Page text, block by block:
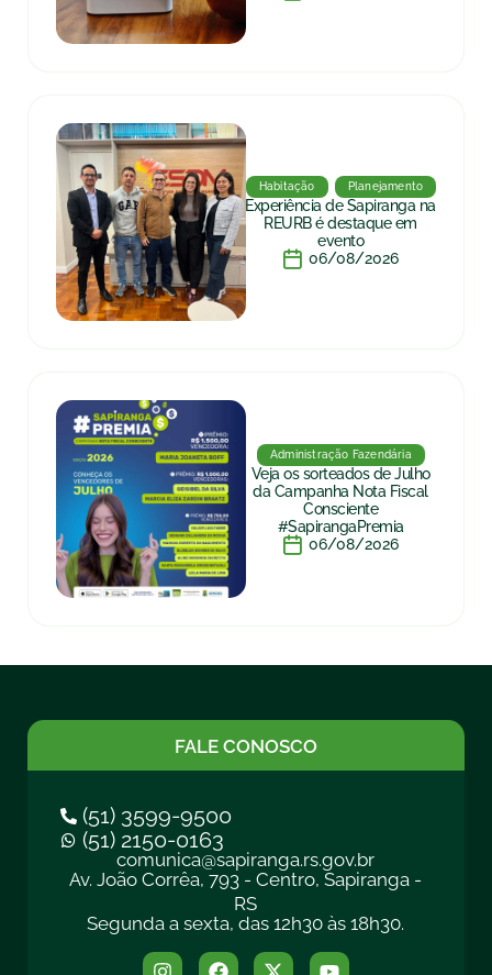
Habitação Planejamento
Experiência de Sapiranga na
REURB é destaque em
evento
06/08/2026
Administração Fazendária
Veja os sorteados de Julho
da Campanha Nota Fiscal
Consciente
#SapirangaPremia
06/08/2026
FALE CONOSCO
(51) 3599-9500
(51) 2150-0163
comunica@sapiranga.rs.gov.br
Av. João Corrêa, 793 - Centro, Sapiranga -
RS
Segunda a sexta, das 12h30 às 18h30.